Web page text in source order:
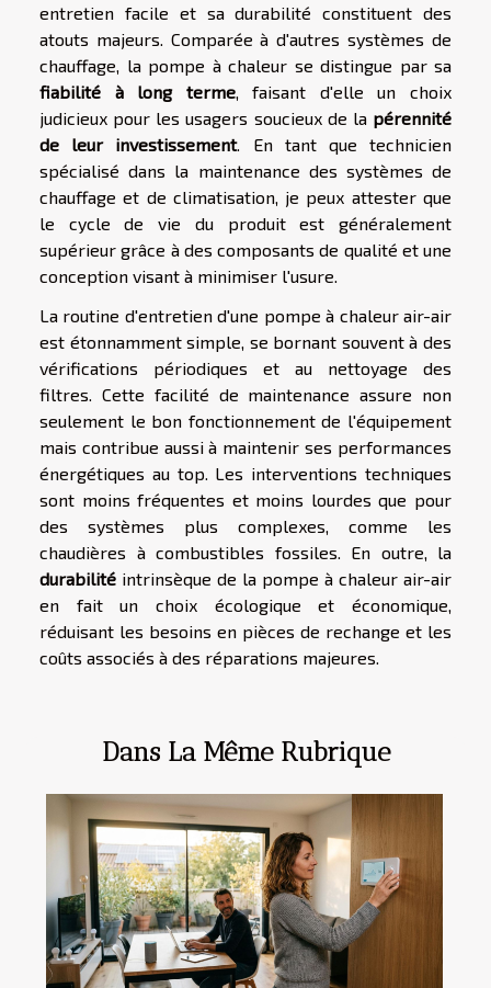
entretien facile et sa durabilité constituent des
atouts majeurs. Comparée à d'autres systèmes de
chauffage, la pompe à chaleur se distingue par sa
fiabilité à long terme, faisant d'elle un choix
judicieux pour les usagers soucieux de la pérennité
de leur investissement. En tant que technicien
spécialisé dans la maintenance des systèmes de
chauffage et de climatisation, je peux attester que
le cycle de vie du produit est généralement
supérieur grâce à des composants de qualité et une
conception visant à minimiser l'usure.
La routine d'entretien d'une pompe à chaleur air-air
est étonnamment simple, se bornant souvent à des
vérifications périodiques et au nettoyage des
filtres. Cette facilité de maintenance assure non
seulement le bon fonctionnement de l'équipement
mais contribue aussi à maintenir ses performances
énergétiques au top. Les interventions techniques
sont moins fréquentes et moins lourdes que pour
des systèmes plus complexes, comme les
chaudières à combustibles fossiles. En outre, la
durabilité intrinsèque de la pompe à chaleur air-air
en fait un choix écologique et économique,
réduisant les besoins en pièces de rechange et les
coûts associés à des réparations majeures.
Dans La Même Rubrique